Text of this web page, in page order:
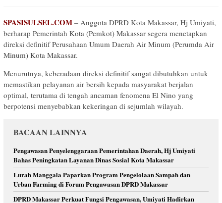
SPASISULSEL.COM – Anggota DPRD Kota Makassar, Hj Umiyati,
berharap Pemerintah Kota (Pemkot) Makassar segera menetapkan
direksi definitif Perusahaan Umum Daerah Air Minum (Perumda Air
Minum) Kota Makassar.
Menurutnya, keberadaan direksi definitif sangat dibutuhkan untuk
memastikan pelayanan air bersih kepada masyarakat berjalan
optimal, terutama di tengah ancaman fenomena El Nino yang
berpotensi menyebabkan kekeringan di sejumlah wilayah.
BACAAN LAINNYA
Pengawasan Penyelenggaraan Pemerintahan Daerah, Hj Umiyati
Bahas Peningkatan Layanan Dinas Sosial Kota Makassar
Lurah Manggala Paparkan Program Pengelolaan Sampah dan
Urban Farming di Forum Pengawasan DPRD Makassar
DPRD Makassar Perkuat Fungsi Pengawasan, Umiyati Hadirkan